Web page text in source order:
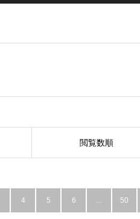
閲覧数順
4 5 6 … 50